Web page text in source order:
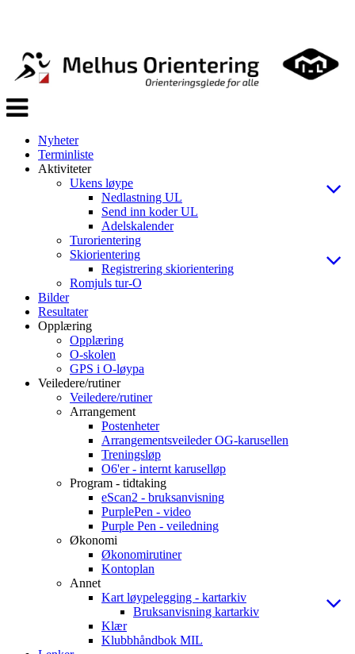
Veksle
navigasjon
Nyheter
Terminliste
Aktiviteter
Ukens løype
Nedlastning UL
Send inn koder UL
Adelskalender
Turorientering
Skiorientering
Registrering skiorientering
Romjuls tur-O
Bilder
Resultater
Opplæring
Opplæring
O-skolen
GPS i O-løypa
Veiledere/rutiner
Veiledere/rutiner
Arrangement
Postenheter
Arrangementsveileder OG-karusellen
Treningsløp
O6'er - internt karuselløp
Program - tidtaking
eScan2 - bruksanvisning
PurplePen - video
Purple Pen - veiledning
Økonomi
Økonomirutiner
Kontoplan
Annet
Kart løypelegging - kartarkiv
Bruksanvisning kartarkiv
Klær
Klubbhåndbok MIL